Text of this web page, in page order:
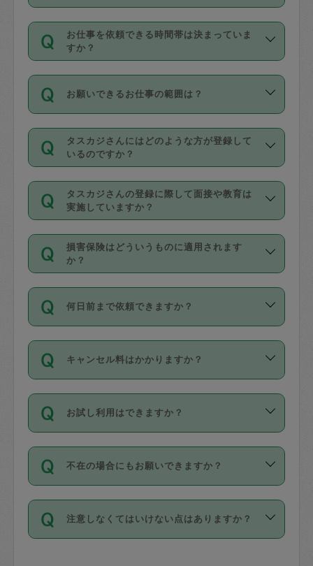
ル登録時にはご入力いただかなくても大
丈夫です。
デビットカード・プリペイドカード（Vプ
リカ、au WALLETなど）は支払にはご利
銀行振込や現金払いも対応していませ
なお、タスカジさんの交通費も、依頼料
金のご請求と合わせてお支払いとなりま
動計算で表示されます。
ポット」よりお得な料金でご利用できま
す。
定期の最低利用回数は設けていない代わ
りに、一定数を超えたキャンセルは有償
（例：毎週定期の場合は３回以上のキャ
ンセルが有償（1200円、隔週定期の場合
は２回以上のキャンセルが有償（1200
交通費は依頼料金とは別途発生し、依頼
料金のご請求と合わせてお支払いとなり
ます。交通費の金額は「依頼の詳細」に
お仕事を依頼できる時間帯は決まっていま
すか？
時間帯は3種類あります。いずれも１回あ
たり３時間です。
・ＡＭ ９時～１２時
・ＰＭ １３時～１６時
・夜 １８時～２１時
開始時間を２時間前後変更することが可
能です。依頼送信後、個別にタスカジさ
んにメッセージを送り調整してくださ
い。ただし、２時間を越えての調整はで
時間も被らない場合、損害保険の対象外
お願いできるお仕事の範囲は？
掃除、整理収納、洗濯、買い物、料理、
作り置きです。タスカジさんによってで
きる仕事の範囲が異なりますので、依頼
する前にタスカジさんのプロフィールで
確認してください。
基本的に、高所での作業や危険作業、屋
外での作業は対象外です。
タスカジさんにはどのような方が登録して
いるのですか？
主婦として長年の家事経験をお持ちの
方、栄養士・調理師といった資格者で保
育園や学校の給食やレストランで料理関
係の専門職に従事されていた方、日本で
すでにハウスキーパーや英語の先生とし
てお仕事をしているフィリピン出身の
社員など様々なバックグラウンドの方が
登録しています。
日本語も話せる方など様々です。
ールに記載していますので、各自の得意
を依頼してください。
タスカジさんの登録に際して面接や教育は
実施していますか？
応募の際に、各自事務局との面接と説明
を行っています。その後、身分証明書の
写真提出をしていただいています。外国
確認しています。タスカジさんトレーニ
ング動画を使ったセルフトレーニングの
現場トライアルを受け、合格したタスカ
ジさんが活動されています。
※テストセンターの講評は１件目のレビュ
参考
【詳細】タスカジさんの登録に際
損害保険はどういうものに適用されます
か？
依頼者とタスカジさんとの間でタスカジ
を通して成立した作業時間内での作業に
適用されます。作業範囲は、掃除、洗
です。作業中に物を壊したり、人にけが
をさせたりした場合が対象で、補償金額
す。
写真を撮り、
詳細FAQ：
損害賠償保険について教えて
何日前まで依頼できますか？
ご依頼は、現在を起点に3日後（72時間
以降）の日時から受付可能となっていま
す。
タスカジさんへ「募集」をかけることが
可能です。
キャンセル料はかかりますか？
キャンセル料には、以下の2種類がありま
す。
1. 直前キャンセル（定期、スポット契約
共通）
72時間を超える※と、以下のキャンセル
料が発生します。
お試し利用はできますか？
「お試し利用」というメニューはありま
せんが、「一回のみ」依頼を活用するこ
とによって、気に入ったタスカジさんを
まず、条件の合う気になるタスカジさ
不在の場合にもお願いできますか？
不在の場合の作業はタスカジさんの同意
が必要です。数回の依頼ののち、タスカ
ジさんと依頼者の間で十分な信頼関係が
注意しなくてはいけない点はありますか？